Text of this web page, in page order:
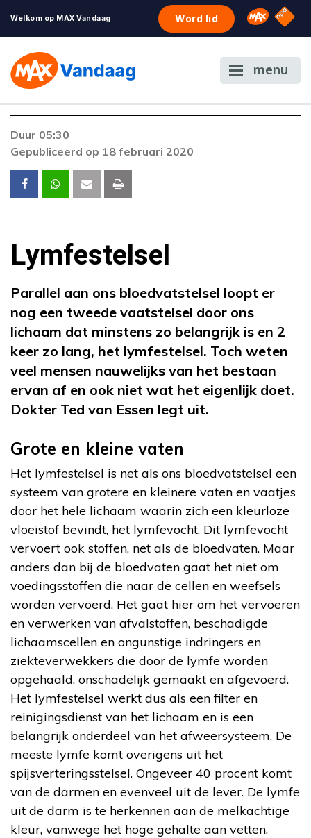
Welkom op MAX Vandaag Word lid Omroep
NPO
menu
De gewenste stream is op dit moment niet
voordoen, neem dan contact op met onze
klantenservice.
Duur 05:30
Gepubliceerd op 18 februari 2020
Lymfestelsel
Parallel aan ons bloedvatstelsel loopt er
nog een tweede vaatstelsel door ons
lichaam dat minstens zo belangrijk is en 2
keer zo lang, het lymfestelsel. Toch weten
veel mensen nauwelijks van het bestaan
ervan af en ook niet wat het eigenlijk doet.
Dokter Ted van Essen legt uit.
Grote en kleine vaten
Het lymfestelsel is net als ons bloedvatstelsel een
systeem van grotere en kleinere vaten en vaatjes
door het hele lichaam waarin zich een kleurloze
vloeistof bevindt, het lymfevocht. Dit lymfevocht
vervoert ook stoffen, net als de bloedvaten. Maar
anders dan bij de bloedvaten gaat het niet om
voedingsstoffen die naar de cellen en weefsels
worden vervoerd. Het gaat hier om het vervoeren
en verwerken van afvalstoffen, beschadigde
lichaamscellen en ongunstige indringers en
ziekteverwekkers die door de lymfe worden
opgehaald, onschadelijk gemaakt en afgevoerd.
Het lymfestelsel werkt dus als een filter en
reinigingsdienst van het lichaam en is een
belangrijk onderdeel van het afweersysteem. De
meeste lymfe komt overigens uit het
spijsverteringsstelsel. Ongeveer 40 procent komt
van de darmen en evenveel uit de lever. De lymfe
uit de darm is te herkennen aan de melkachtige
kleur, vanwege het hoge gehalte aan vetten.